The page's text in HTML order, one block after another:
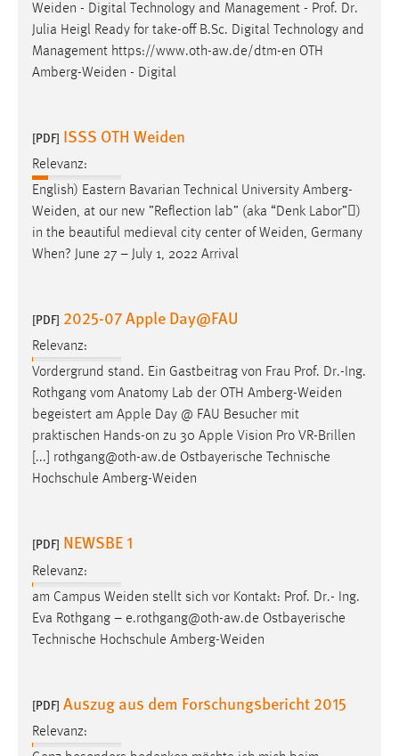
Weiden - Digital Technology and Management - Prof. Dr.
Julia Heigl Ready for take-off B.Sc. Digital Technology and
Management https://www.oth-aw.de/dtm-en OTH
Amberg-Weiden - Digital
[PDF] ISSS OTH Weiden
Relevanz:
English) Eastern Bavarian Technical University Amberg-
Weiden, at our new ”Reflection lab” (aka “Denk Labor”)
in the beautiful medieval city center ofWeiden, Germany
When? June 27 – July 1, 2022 Arrival
[PDF] 2025-07 Apple Day@FAU
Relevanz:
Vordergrund stand. Ein Gastbeitrag von Frau Prof. Dr.-Ing.
Rothgang vom Anatomy Lab der OTH Amberg-Weiden
begeistert am Apple Day @ FAU Besucher mit
praktischen Hands-on zu 30 Apple Vision Pro VR-Brillen
[...] rothgang@oth-aw.de Ostbayerische Technische
Hochschule Amberg-Weiden
[PDF] NEWSBE 1
Relevanz:
am Campus Weiden stellt sich vor Kontakt: Prof. Dr.- Ing.
Eva Rothgang – e.rothgang@oth-aw.de Ostbayerische
Technische Hochschule Amberg-Weiden
[PDF] Auszug aus dem Forschungsbericht 2015
Relevanz: